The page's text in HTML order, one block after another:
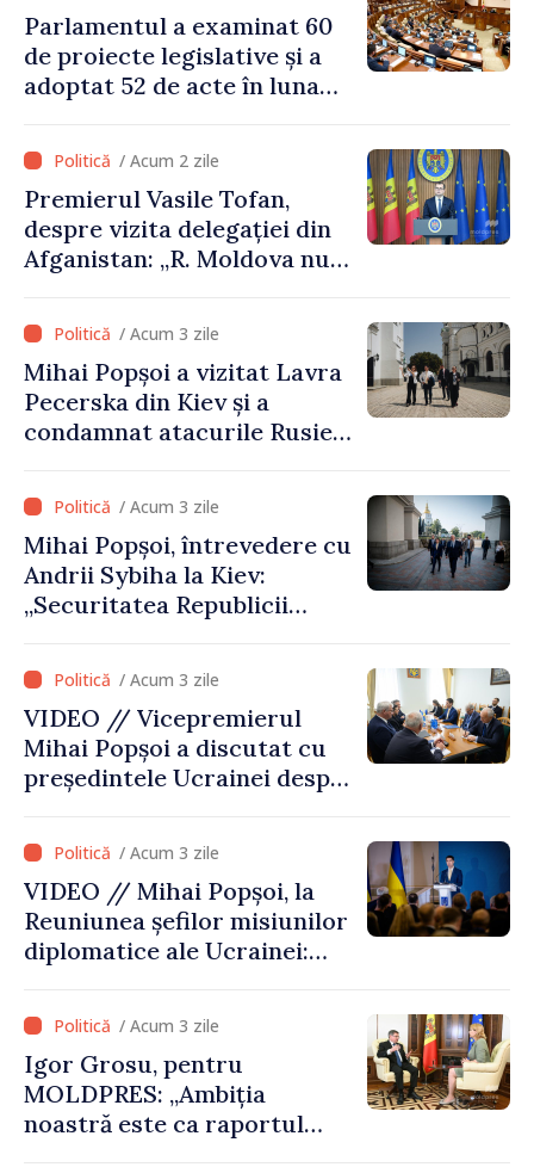
Parlamentul a examinat 60
de proiecte legislative și a
adoptat 52 de acte în luna
/ Acum 2 zile
Premierul Vasile Tofan,
despre vizita delegației din
Afganistan: „R. Moldova nu
talibană. Aprobarea acestei
vizite a fost o eroare de
evaluare și de coordonare
instituțională”
/ Acum 3 zile
Mihai Popșoi a vizitat Lavra
Pecerska din Kiev și a
condamnat atacurile Rusiei
cultural al Ucrainei
/ Acum 3 zile
Mihai Popșoi, întrevedere cu
Andrii Sybiha la Kiev:
„Securitatea Republicii
de securitatea Ucrainei”
/ Acum 3 zile
VIDEO // Vicepremierul
Mihai Popșoi a discutat cu
președintele Ucrainei despre
hidrologice din bazinul
râului Nistru și proiecte
comune în infrastructură și
energie
/ Acum 3 zile
VIDEO // Mihai Popșoi, la
Reuniunea șefilor misiunilor
diplomatice ale Ucrainei:
alegerea. Ne-am alăturat
Ucrainei”/ Acum 3 zile
Igor Grosu, pentru
MOLDPRES: „Ambiția
noastră este ca raportul